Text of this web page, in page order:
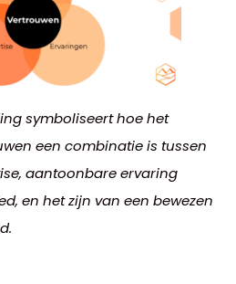
symboliseert hoe het
een combinatie is tussen
aantoonbare ervaring
en het zijn van een bewezen